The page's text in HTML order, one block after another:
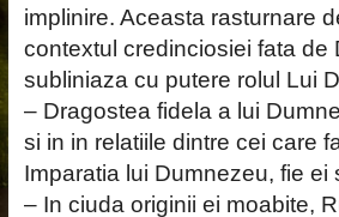
implinire. Aceasta rasturnare
contextul credinciosiei fata de
subliniaza cu putere rolul Lui
– Dragostea fidela a lui
si in in relatiile dintre cei care
Imparatia lui Dumnezeu, fie ei
– In ciuda originii ei moabite,